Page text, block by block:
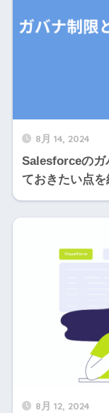
8月 14, 2024
Salesforceのガ
ておきたい点を
8月 12, 2024